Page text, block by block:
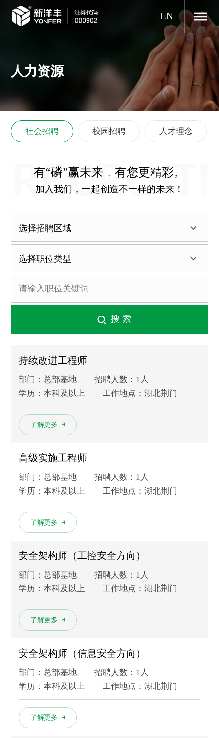
EN
人力资源
社会招聘 校园招聘 人才理念
有“磷”赢未来，有您更精彩。
加入我们，一起创造不一样的未来！
持续改进工程师
部门：总部基地
招聘人数：1人
学历：本科及以上
工作地点：湖北荆门
了解更多
高级实施工程师
部门：总部基地
招聘人数：1人
学历：本科及以上
工作地点：湖北荆门
了解更多
安全架构师（工控安全方向）
部门：总部基地
招聘人数：1人
学历：本科及以上
工作地点：湖北荆门
了解更多
安全架构师（信息安全方向）
部门：总部基地
招聘人数：1人
学历：本科及以上
工作地点：湖北荆门
了解更多